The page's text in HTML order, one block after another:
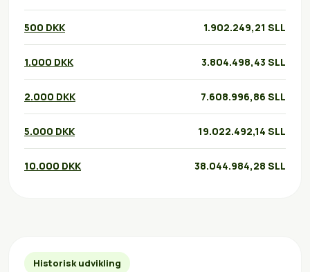
500 DKK 1.902.249,21 SLL
1.000 DKK 3.804.498,43 SLL
2.000 DKK 7.608.996,86 SLL
5.000 DKK 19.022.492,14 SLL
10.000 DKK 38.044.984,28 SLL
Historisk udvikling